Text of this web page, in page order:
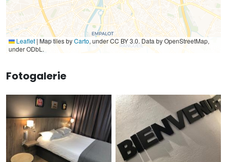
Leaflet|Map tiles byCarto, under CC BY 3.0. Data by OpenStreetMap,
under ODbL.
Fotogalerie